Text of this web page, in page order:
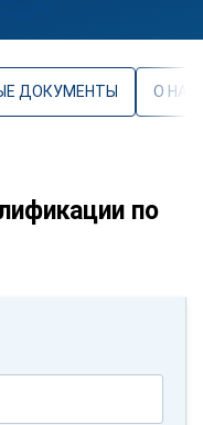
ДОКУМЕНТЫ О
по